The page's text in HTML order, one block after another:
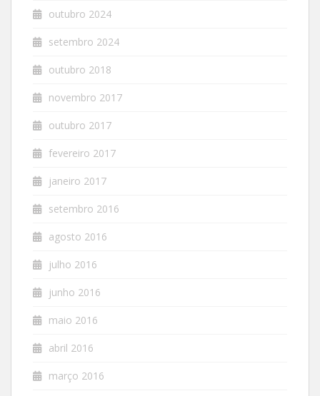
outubro 2024
setembro 2024
outubro 2018
novembro 2017
outubro 2017
fevereiro 2017
janeiro 2017
setembro 2016
agosto 2016
julho 2016
junho 2016
maio 2016
abril 2016
março 2016